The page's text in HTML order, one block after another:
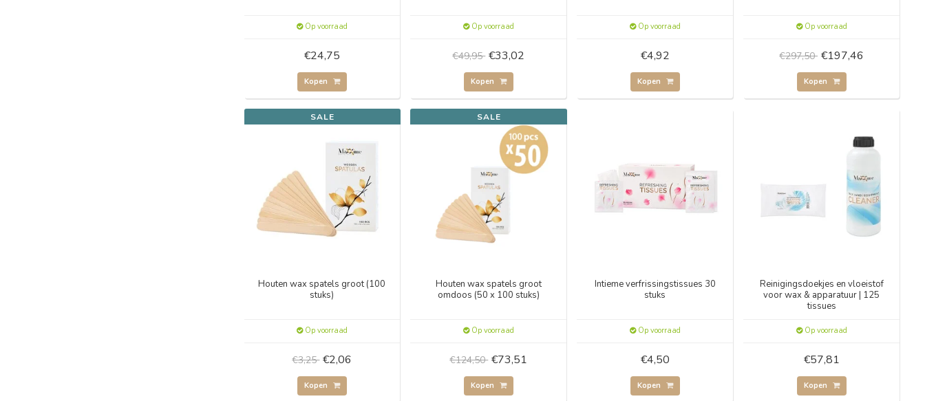
Op voorraad
€24,75
Kopen
Op voorraad
€49,95 €33,02
Kopen
Op voorraad
€4,92
Kopen
Op voorraad
€297,50 €197,46
Kopen
SALE
Houten wax spatels groot (100
stuks)
Op voorraad
€3,25 €2,06
Kopen
SALE
Houten wax spatels groot
omdoos (50 x 100 stuks)
Op voorraad
€124,50 €73,51
Kopen
Intieme verfrissingstissues 30
stuks
Op voorraad
€4,50
Kopen
Reinigingsdoekjes en vloeistof
voor wax & apparatuur | 125
tissues
Op voorraad
€57,81
Kopen